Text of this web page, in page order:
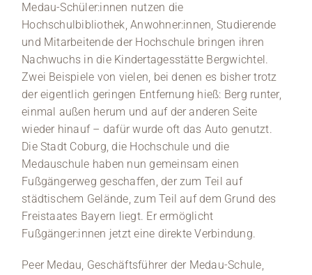
Medau-Schüler:innen nutzen die
Hochschulbibliothek, Anwohner:innen, Studierende
und Mitarbeitende der Hochschule bringen ihren
Nachwuchs in die Kindertagesstätte Bergwichtel.
Zwei Beispiele von vielen, bei denen es bisher trotz
der eigentlich geringen Entfernung hieß: Berg runter,
einmal außen herum und auf der anderen Seite
wieder hinauf – dafür wurde oft das Auto genutzt.
Die Stadt Coburg, die Hochschule und die
Medauschule haben nun gemeinsam einen
Fußgängerweg geschaffen, der zum Teil auf
städtischem Gelände, zum Teil auf dem Grund des
Freistaates Bayern liegt. Er ermöglicht
Fußgänger:innen jetzt eine direkte Verbindung.
Peer Medau, Geschäftsführer der Medau-Schule,